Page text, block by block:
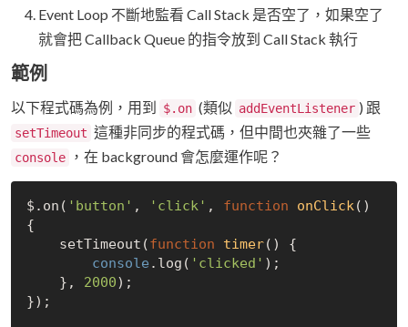
Event Loop 不斷地監看 Call Stack 是否空了，如果空了
就會把 Callback Queue 的指令放到 Call Stack 執行
範例
以下程式碼為例，用到 $.on (類似 addEventListener ) 跟
setTimeout 這種非同步的程式碼，但中間也夾雜了一些
console ，在 background 會怎麼運作呢？
$.on( 'button' , 'click' , function onClick(
{
    setTimeout(
function timer( ) {
console .log( 'clicked' );
    },
2000);
});